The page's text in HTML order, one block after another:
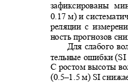
зафиксированы
0.17м) и
реляции с
ность прогнозов
Для слабого
тельные ошибки (SI
С ростом высоты
(0.5–1.5 м) SI